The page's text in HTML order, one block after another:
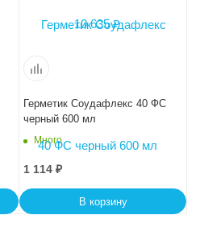
Герметик Соудафлекс 40 ФС
черный 600 мл
Много
1 114 ₽
В корзину